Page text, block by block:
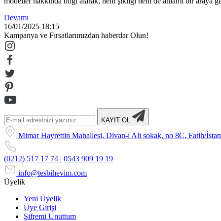
Devamı
16/01/2025 18:15
Kampanya ve Fırsatlarımızdan haberdar Olun!
KAYIT OL
Mimar Hayrettin Mahallesi, Divan-ı Ali sokak, no 8C, Fatih/
(0212) 517 17 74 | 0543 909 19 19
info@tesbihevim.com
Üyelik
Yeni Üyelik
Üye Girişi
Şifremi Unuttum